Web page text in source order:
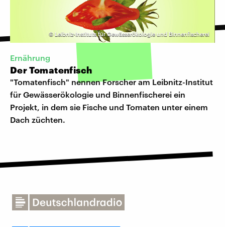
© Leibniz-Instituts für Gewässerökologie und Binnenfischerei
Ernährung
Der Tomatenfisch
"Tomatenfisch" nennen Forscher am Leibnitz-Institut
für Gewässerökologie und Binnenfischerei ein
Projekt, in dem sie Fische und Tomaten unter einem
Dach züchten.